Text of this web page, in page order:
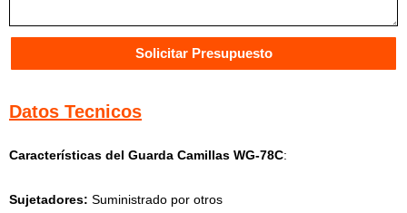
Solicitar Presupuesto
Datos Tecnicos
Características del Guarda Camillas WG-78C:
Sujetadores: Suministrado por otros